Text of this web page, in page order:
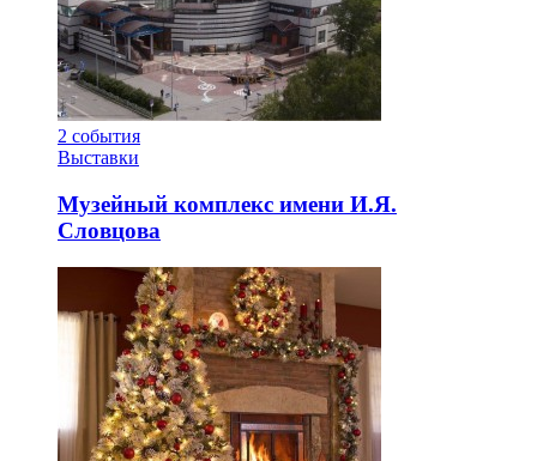
2 события
Выставки
Музейный комплекс имени И.Я.
Словцова